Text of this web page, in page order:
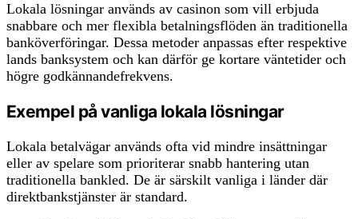
Lokala lösningar används av casinon som vill erbjuda
snabbare och mer flexibla betalningsflöden än traditionella
banköverföringar. Dessa metoder anpassas efter respektive
lands banksystem och kan därför ge kortare väntetider och
högre godkännandefrekvens.
Exempel på vanliga lokala lösningar
Lokala betalvägar används ofta vid mindre insättningar
eller av spelare som prioriterar snabb hantering utan
traditionella bankled. De är särskilt vanliga i länder där
direktbankstjänster är standard.